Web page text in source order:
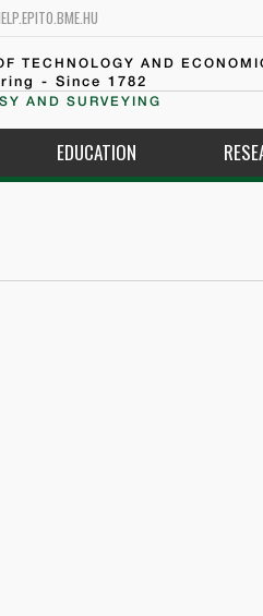
TECHNOLOGY AND
- Since 1782
AND SURVEYING
EDUCATION